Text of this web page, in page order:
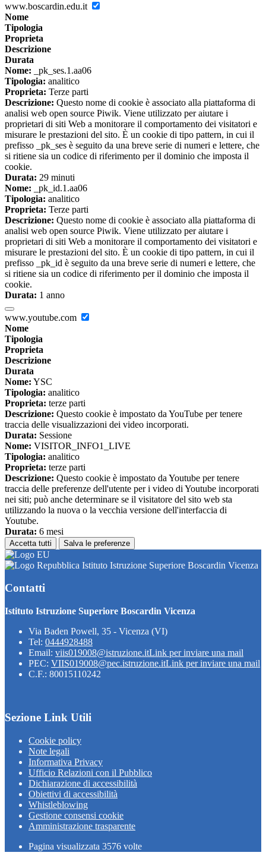
www.boscardin.edu.it
Nome
Tipologia
Proprieta
Descrizione
Durata
Nome: _pk_ses.1.aa06
Tipologia: analitico
Proprieta: Terze parti
Descrizione: Questo nome di cookie è associato alla piattaforma di
analisi web open source Piwik. Viene utilizzato per aiutare i
proprietari di siti Web a monitorare il comportamento dei visitatori e
misurare le prestazioni del sito. È un cookie di tipo pattern, in cui il
prefisso _pk_ses è seguito da una breve serie di numeri e lettere, che
si ritiene sia un codice di riferimento per il dominio che imposta il
cookie.
Durata: 29 minuti
Nome: _pk_id.1.aa06
Tipologia: analitico
Proprieta: Terze parti
Descrizione: Questo nome di cookie è associato alla piattaforma di
analisi web open source Piwik. Viene utilizzato per aiutare i
proprietari di siti Web a monitorare il comportamento dei visitatori e
misurare le prestazioni del sito. È un cookie di tipo pattern, in cui il
prefisso _pk_id è seguito da una breve serie di numeri e lettere, che
si ritiene sia un codice di riferimento per il dominio che imposta il
cookie.
Durata: 1 anno
www.youtube.com
Nome
Tipologia
Proprieta
Descrizione
Durata
Nome: YSC
Tipologia: analitico
Proprieta: terze parti
Descrizione: Questo cookie è impostato da YouTube per tenere
traccia delle visualizzazioni dei video incorporati.
Durata: Sessione
Nome: VISITOR_INFO1_LIVE
Tipologia: analitico
Proprieta: terze parti
Descrizione: Questo cookie è impostato da Youtube per tenere
traccia delle preferenze dell'utente per i video di Youtube incorporati
nei siti; può anche determinare se il visitatore del sito web sta
utilizzando la nuova o la vecchia versione dell'interfaccia di
Youtube.
Durata: 6 mesi
Accetta tutti Salva le preferenze
Istituto Istruzione Superiore Boscardin Vicenza
Contatti
Istituto Istruzione Superiore Boscardin Vicenza
Via Baden Powell, 35 - Vicenza (VI)
Tel: 0444928488
Email: viis019008@istruzione.itLink per inviare una mail
PEC: VIIS019008@pec.istruzione.itLink per inviare una mail
C.F.: 80015110242
Sezione Link Utili
Cookie policy
Note legali
Informativa Privacy
Ufficio Relazioni con il Pubblico
Dichiarazione di accessibilità
Obiettivi di accessibilità
Whistleblowing
Gestione consensi cookie
Amministrazione trasparente
Pagina visualizzata 3576 volte